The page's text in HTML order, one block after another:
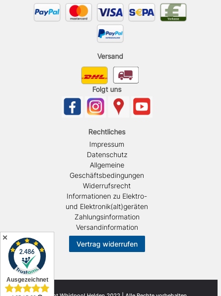
Versand
Folgt uns
Rechtliches
Impressum
Datenschutz
Allgemeine
Geschäftsbedingungen
Widerrufsrecht
Informationen zu Elektro-
und Elektronik(alt)geräten
Zahlungsinformation
Versandinformation
Vertrag widerrufen
✕